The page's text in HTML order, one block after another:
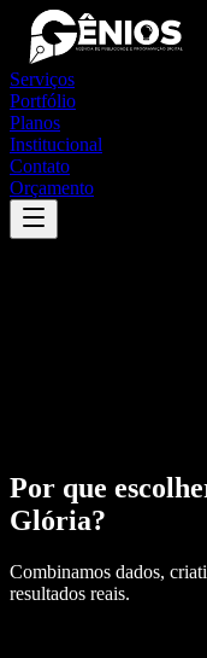
Serviços
Portfólio
Planos
Institucional
Contato
Orçamento
Por que
Glória?
Combinamos dados,
resultados reais.